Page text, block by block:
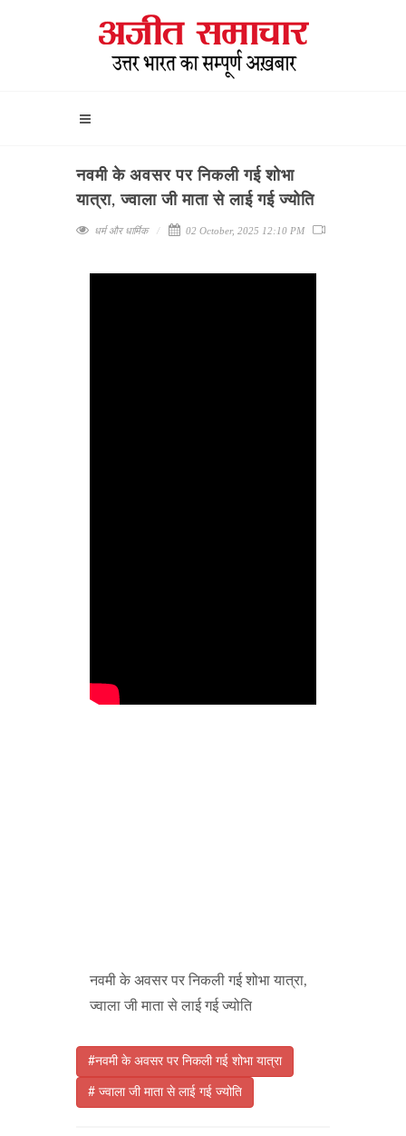
नवमी के अवसर पर निकली गई शोभा
यात्रा, ज्वाला जी माता से लाई गई ज्योति
धर्म और धार्मिक 02 October, 2025 12:10 PM
नवमी के अवसर पर निकली गई शोभा यात्रा,
ज्वाला जी माता से लाई गई ज्योति
#नवमी के अवसर पर निकली गई शोभा यात्रा
# ज्वाला जी माता से लाई गई ज्योति